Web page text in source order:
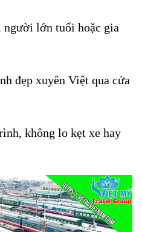
người lớn tuổi hoặc gia
đẹp xuyên Việt qua cửa
không lo kẹt xe hay